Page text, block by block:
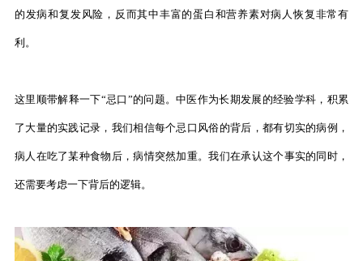
的发病和复发风险，反而其中丰富的蛋白和营养素对病人恢复非常有
利。
这里顺带解释一下“忌口”的问题。中医作为长期发展的经验学科，积累
了大量的实践记录，我们相信每个忌口风俗的背后，都有切实的病例，
病人在吃了某种食物后，病情突然加重。我们在承认这个事实的同时，
还需要考虑一下背后的逻辑。